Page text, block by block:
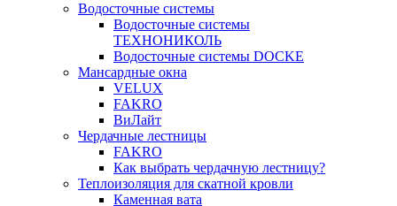
Водосточные системы
Водосточные системы
ТЕХНОНИКОЛЬ
Водосточные системы DOCKE
Мансардные окна
VELUX
FAKRO
ВиЛайт
Чердачные лестницы
FAKRO
Как выбрать чердачную лестницу?
Теплоизоляция для скатной кровли
Каменная вата